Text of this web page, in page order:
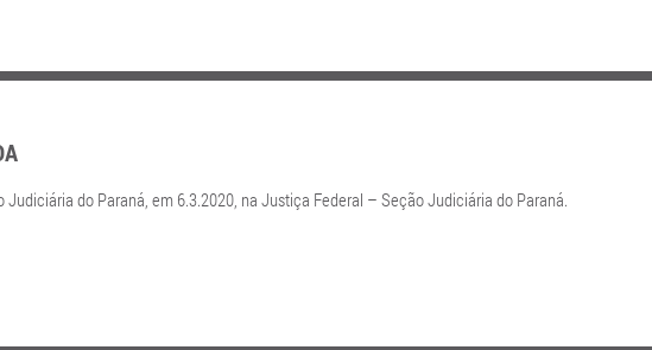
do Paraná, em 6.3.2020, na Justiça Federal – Seção Judiciária do Paraná.